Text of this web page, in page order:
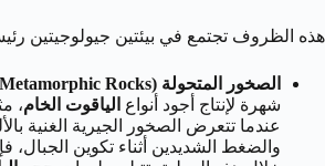
هذه الظروف تجتمع في بيئتين جيولوجيتين
الصخور المتحولة (Metamorphic Rocks):
شهرة لإنتاج أجود أنواع الياقوت الخام،
عندما تتعرض الصخور الجيرية الغنية
والضغط الشديدين أثناء تكوين الجبال،